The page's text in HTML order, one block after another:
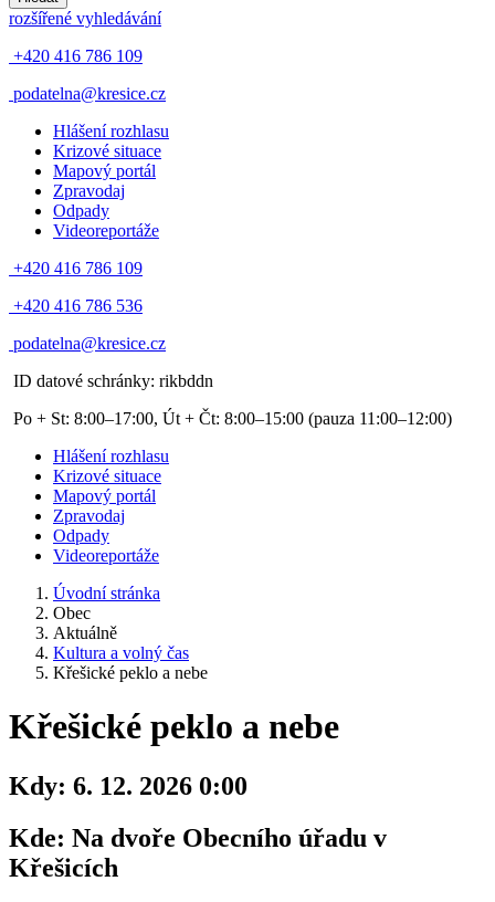
rozšířené vyhledávání
+420 416 786 109
podatelna@kresice.cz
Hlášení rozhlasu
Krizové situace
Mapový portál
Zpravodaj
Odpady
Videoreportáže
+420 416 786 109
+420 416 786 536
podatelna@kresice.cz
ID datové schránky: rikbddn
Po + St: 8:00–17:00, Út + Čt: 8:00–15:00 (pauza 11:00–12:00)
Hlášení rozhlasu
Krizové situace
Mapový portál
Zpravodaj
Odpady
Videoreportáže
Úvodní stránka
Obec
Aktuálně
Kultura a volný čas
Křešické peklo a nebe
Křešické peklo a nebe
Kdy: 6. 12. 2026 0:00
Kde: Na dvoře Obecního úřadu v
Křešicích